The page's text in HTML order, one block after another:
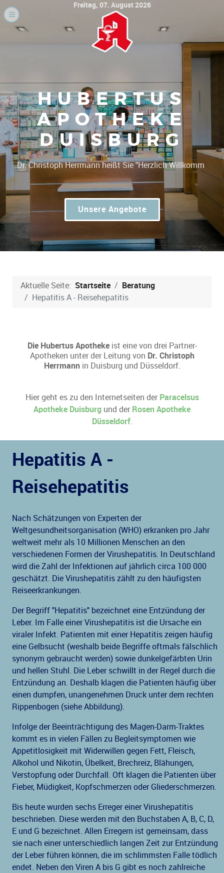
Freitag, 07. August 2026
HUBERTUS
APOTHEKE
DUISBURG
Dr. Christo|
Unsere Angebote
Aktuelle Seite: Startseite
Beratung
Hepatitis A - Reisehepatitis
Die Hubertus Apothekeist eine von drei Partner-
Apotheken unter der Leitung von Dr. Christoph
Herrmannin Duisburg und Düsseldorf.
Hier geht es zu den Internetseiten der Paracelsus
Apotheke Duisburg und der Rosen Apotheke
Düsseldorf.
Hepatitis A -
Reisehepatitis
Nach Schätzungen von Experten der
Weltgesundheitsorganisation (WHO) erkranken pro Jahr
weltweit mehr als 10 Millionen Menschen an den
verschiedenen Formen der Virushepatitis. In Deutschland
wird die Zahl der Infektionen auf jährlich circa 100 000
geschätzt. Die Virushepatitis zählt zu den häufigsten
Reiseerkrankungen.
Der Begriff "Hepatitis" bezeichnet eine Entzündung der
Leber. Im Falle einer Virushepatitis ist die Ursache ein
viraler Infekt. Patienten mit einer Hepatitis zeigen häufig
eine Gelbsucht (weshalb beide Begriffe oftmals fälschlich
synonym gebraucht werden) sowie dunkelgefärbten Urin
und hellen Stuhl. Die Leber schwillt in der Regel durch die
Entzündung an. Deshalb klagen die Patienten häufig über
einen dumpfen, unangenehmen Druck unter dem rechten
Rippenbogen (siehe Abbildung).
Infolge der Beeinträchtigung des Magen-Darm-Traktes
kommt es in vielen Fällen zu Begleitsymptomen wie
Appetitlosigkeit mit Widerwillen gegen Fett, Fleisch,
Alkohol und Nikotin, Übelkeit, Brechreiz, Blähungen,
Verstopfung oder Durchfall. Oft klagen die Patienten über
Fieber, Müdigkeit, Kopfschmerzen oder Gliederschmerzen.
Bis heute wurden sechs Erreger einer Virushepatitis
beschrieben. Diese werden mit den Buchstaben A, B, C, D,
E und G bezeichnet. Allen Erregern ist gemeinsam, dass
sie nach einer unterschiedlich langen Zeit zur Entzündung
der Leber führen können, die im schlimmsten Falle tödlich
endet. Neben den Viren A bis G gibt es noch zahlreiche